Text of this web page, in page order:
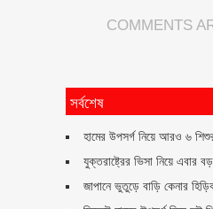
COMMENTS
সর্বশেষ
হামের উপসর্গ নিয়ে আরও ৬
যুক্তরাষ্ট্রের ভিসা নিয়ে এবার
জাপানে ভুতুড়ে বাড়ি কেনার